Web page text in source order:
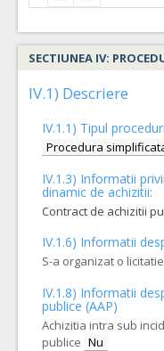
SECTIUNEA IV:
IV.1) Descriere
IV.1.1) Tipul
Procedura
IV.1.3) Informatii
dinamic de achizitii:
Contract de achizitii
IV.1.6) Informatii
S-a organizat o
IV.1.8) Informatii
publice (AAP)
Achizitia intra sub
publice Nu